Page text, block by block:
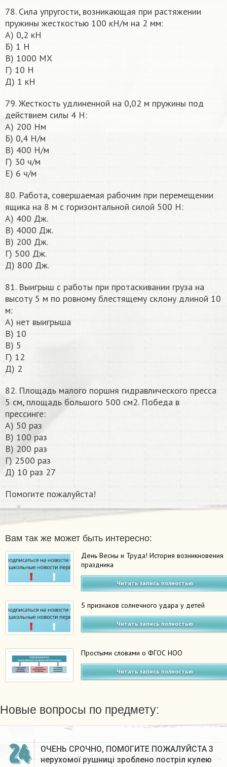
78. Сила упругости, возникающая при растяжении
пружины жесткостью 100 кН/м на 2 мм:
А) 0,2 кН
Б) 1 Н
В) 1000 МХ
Г) 10 Н
Д) 1 кН
79. Жесткость удлиненной на 0,02 м пружины под
действием силы 4 Н:
А) 200 Нм
Б) 0,4 Н/м
В) 400 Н/м
Г) 30 ч/м
Е) 6 ч/м
80. Работа, совершаемая рабочим при перемещении
ящика на 8 м с горизонтальной силой 500 Н:
А) 400 Дж.
В) 4000 Дж.
В) 200 Дж.
Г) 500 Дж.
Д) 800 Дж.
81. Выигрыш с работы при протаскивании груза на
высоту 5 м по ровному блестящему склону длиной 10
м:
А) нет выигрыша
В) 10
В) 5
Г) 12
Д) 2
82. Площадь малого поршня гидравлического пресса
5 см, площадь большого 500 см2. Победа в
прессинге:
А) 50 раз
В) 100 раз
В) 200 раз
Г) 2500 раз
Д) 10 раз 27
Помогите пожалуйста!​
Вам так же может быть интересно:
День Весны и Труда! История возникновения
праздника
Читать запись полностью
5 признаков солнечного удара у детей
Читать запись полностью
Простыми словами о ФГОС НОО
Читать запись полностью
Новые вопросы по предмету:
24
ОЧЕНЬ СРОЧНО, ПОМОГИТЕ ПОЖАЛУЙСТА 3
нерухомої рушниці зроблено постріл кулею